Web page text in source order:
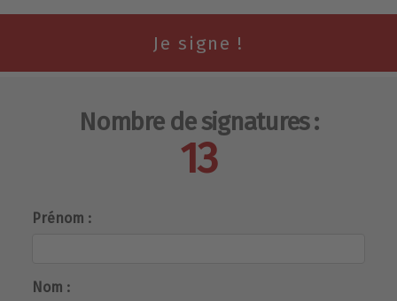
Nombre de signatures :
13
Prénom :
Nom :